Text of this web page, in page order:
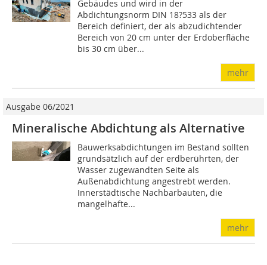
Gebäudes und wird in der
Abdichtungsnorm DIN 18?533 als der
Bereich definiert, der als abzudichtender
Bereich von 20 cm unter der Erdoberfläche
bis 30 cm über...
mehr
Ausgabe 06/2021
Mineralische Abdichtung als Alternative
Bauwerksabdichtungen im Bestand sollten
grundsätzlich auf der erdberührten, der
Wasser zugewandten Seite als
Außenabdichtung angestrebt werden.
Innerstädtische Nachbarbauten, die
mangelhafte...
mehr